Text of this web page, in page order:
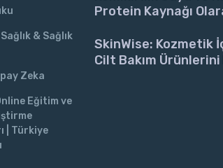
& Sağlık
Zeka
Eğitim ve
| Türkiye
Protein Kaynağı
SkinWise: Kozmetik
Cilt Bakım